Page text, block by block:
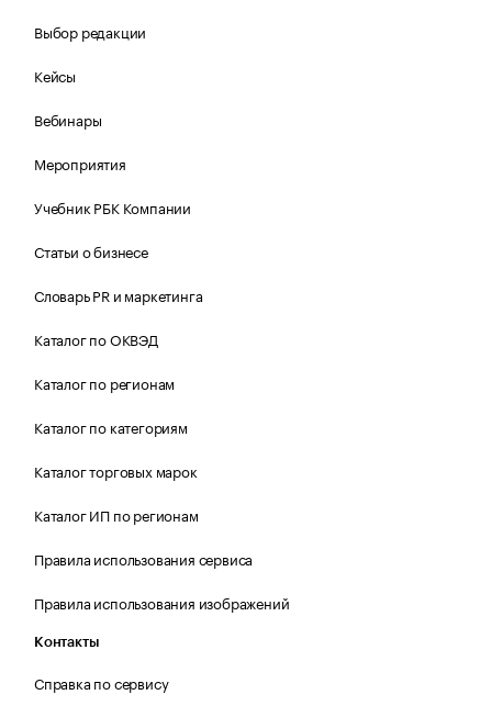
Выбор редакции
Кейсы
Вебинары
Мероприятия
Учебник РБК Компании
Статьи о бизнесе
Словарь PR и маркетинга
Каталог по ОКВЭД
Каталог по регионам
Каталог по категориям
Каталог торговых марок
Каталог ИП по регионам
Правила использования сервиса
Правила использования изображений
Контакты
Справка по сервису